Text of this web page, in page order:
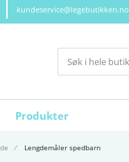
kundeservice@legebutikken.no
Søk
Produkter
Lengdemåler spedbarn